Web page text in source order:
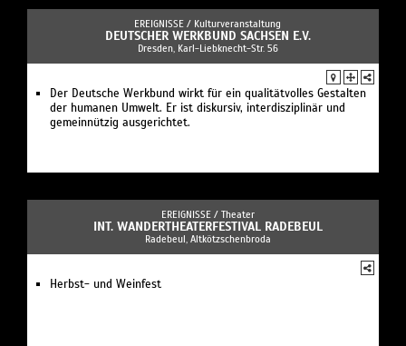
EREIGNISSE / Kulturveranstaltung
DEUTSCHER WERKBUND SACHSEN E.V.
Dresden, Karl-Liebknecht-Str. 56
Der Deutsche Werkbund wirkt für ein qualitätvolles Gestalten
der humanen Umwelt. Er ist diskursiv, interdisziplinär und
gemeinnützig ausgerichtet.
EREIGNISSE / Theater
INT. WANDERTHEATERFESTIVAL RADEBEUL
Radebeul, Altkötzschenbroda
Herbst- und Weinfest